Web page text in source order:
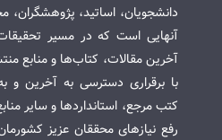
دانشجویان، اساتید،
آنهایی است که در مسیر
آخرین مقالات، کتاب‌ها و منابع
با برقراری دسترسی به آخرین و
کتب مرجع، استانداردها و سایر
رفع نیازهای محققان عزیز